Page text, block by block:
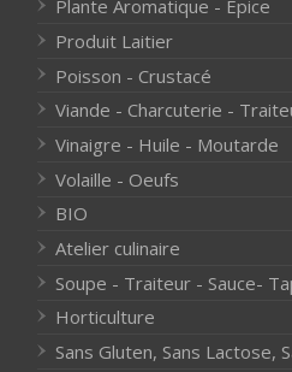
Plante Aromatique - Epice
Produit Laitier
Poisson - Crustacé
Viande - Charcuterie -
Vinaigre - Huile - Moutarde
Volaille - Oeufs
BIO
Atelier culinaire
Soupe - Traiteur - Sauce-
Horticulture
Sans Gluten, Sans Lactose,